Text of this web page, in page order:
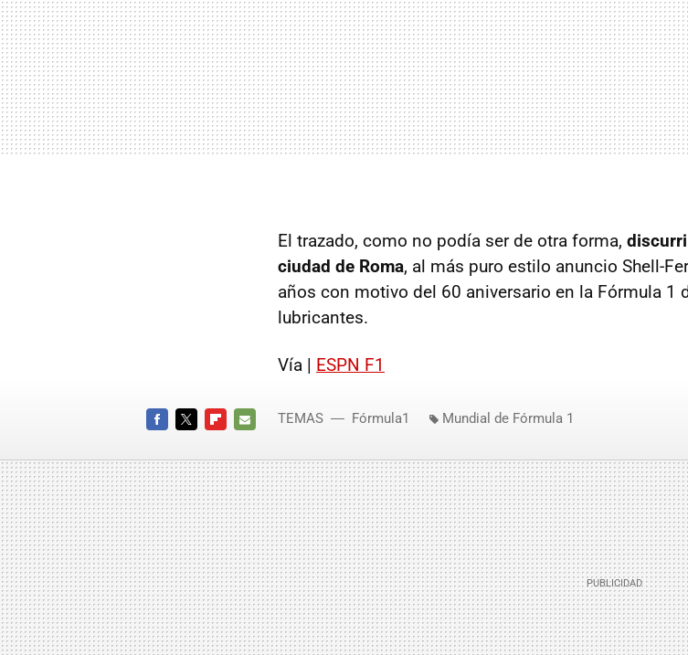
El trazado, como no podía ser de otra forma,
ciudad de Roma, al más puro estilo anuncio Shell-
años con motivo del 60 aniversario en la Fórmula 1
lubricantes.
Vía | ESPN F1
MAIL
TEMAS Fórmula1 Mundial de Fórmula 1